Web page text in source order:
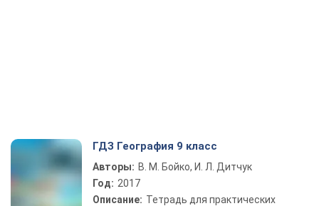
ГДЗ География 9 класс
Авторы: В. М. Бойко, И. Л. Дитчук
Год: 2017
Описание: Тетрадь для практических